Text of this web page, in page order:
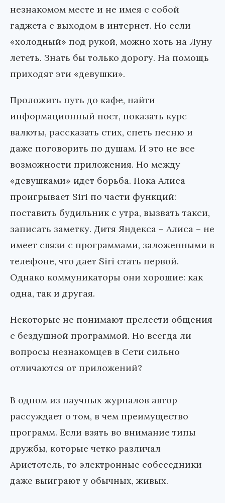
незнакомом месте и не имея с собой
гаджета с выходом в интернет. Но если
«холодный» под рукой, можно хоть на Луну
лететь. Знать бы только дорогу. На помощь
приходят эти «девушки».
Проложить путь до кафе, найти
информационный пост, показать курс
валюты, рассказать стих, спеть песню и
даже поговорить по душам. И это не все
возможности приложения. Но между
«девушками» идет борьба. Пока Алиса
проигрывает Siri по части функций:
поставить будильник с утра, вызвать такси,
записать заметку. Дитя Яндекса – Алиса – не
имеет связи с программами, заложенными в
телефоне, что дает Siri стать первой.
Однако коммуникаторы они хорошие: как
одна, так и другая.
Некоторые не понимают прелести общения
с бездушной программой. Но всегда ли
вопросы незнакомцев в Сети сильно
отличаются от приложений?
В одном из научных журналов автор
рассуждает о том, в чем преимущество
программ. Если взять во внимание типы
дружбы, которые четко различал
Аристотель, то электронные собеседники
даже выиграют у обычных, живых.